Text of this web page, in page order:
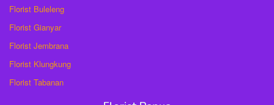
Florist Buleleng
Florist Gianyar
Florist Jembrana
Florist Klungkung
Florist Tabanan